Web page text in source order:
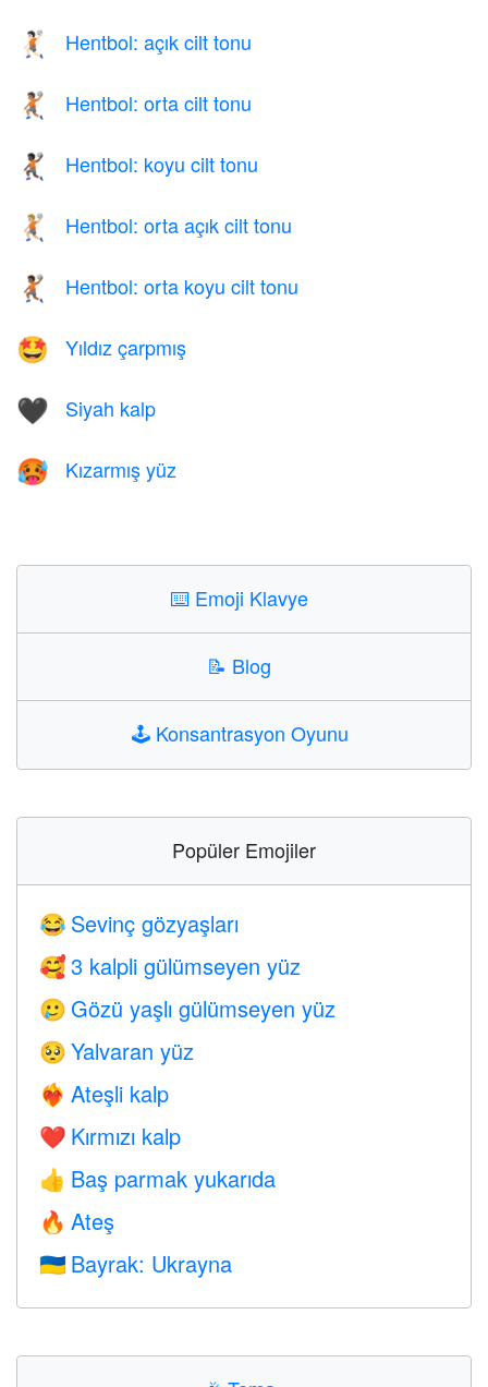
🤾🏻 Hentbol: açık cilt tonu
🤾🏽 Hentbol: orta cilt tonu
🤾🏿 Hentbol: koyu cilt tonu
🤾🏼 Hentbol: orta açık cilt tonu
🤾🏾 Hentbol: orta koyu cilt tonu
🤩 Yıldız çarpmış
🖤 Siyah kalp
🥵 Kızarmış yüz
⌨️ Emoji Klavye
📝 Blog
🕹️ Konsantrasyon Oyunu
Popüler Emojiler
😂 Sevinç gözyaşları
🥰 3 kalpli gülümseyen yüz
🥲 Gözü yaşlı gülümseyen yüz
🥺 Yalvaran yüz
❤️‍🔥 Ateşli kalp
❤️ Kırmızı kalp
👍 Baş parmak yukarıda
🔥 Ateş
🇺🇦 Bayrak: Ukrayna